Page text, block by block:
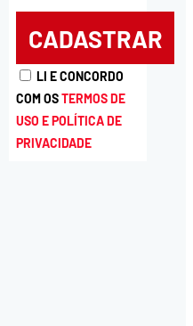
LI E CONCORDO
COM OSTERMOS DE
USO E POLÍTICA DE
PRIVACIDADE